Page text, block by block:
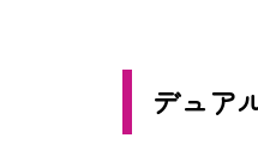
デュア